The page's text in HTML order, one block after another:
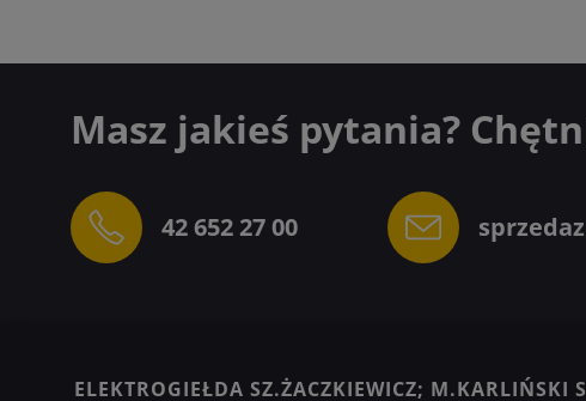
Masz jakieś pytania?
42 652 27 00
ELEKTROGIEŁDA SZ.ŻACZKIEWICZ; M.KARLIŃSKI